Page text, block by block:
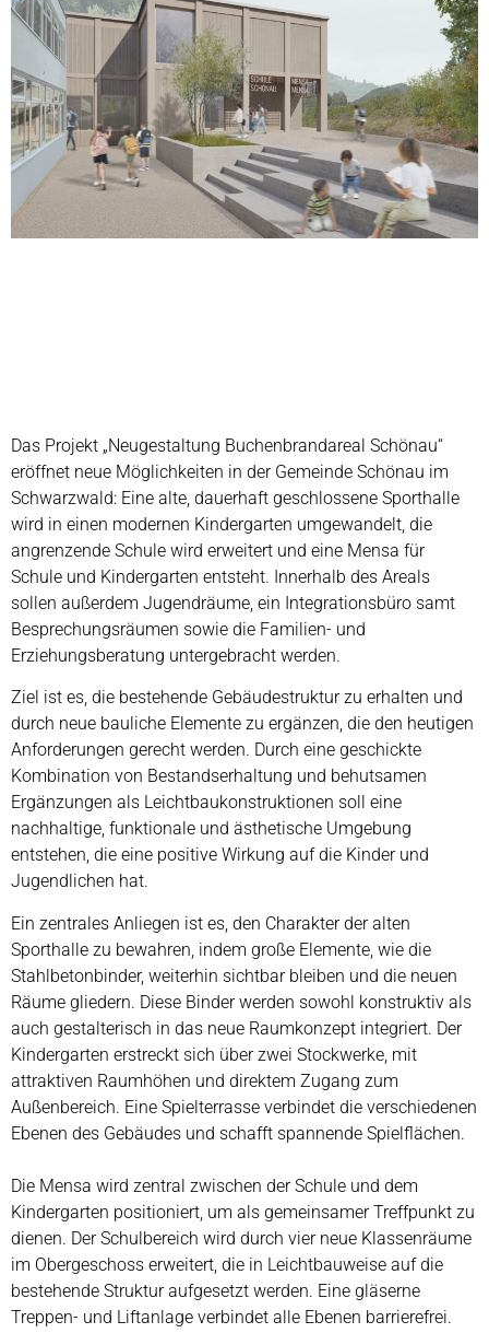
Das Projekt „Neugestaltung Buchenbrandareal Schönau“
eröffnet neue Möglichkeiten in der Gemeinde Schönau im
Schwarzwald: Eine alte, dauerhaft geschlossene Sporthalle
wird in einen modernen Kindergarten umgewandelt, die
angrenzende Schule wird erweitert und eine Mensa für
Schule und Kindergarten entsteht. Innerhalb des Areals
sollen außerdem Jugendräume, ein Integrationsbüro samt
Besprechungsräumen sowie die Familien- und
Erziehungsberatung untergebracht werden.
Ziel ist es, die bestehende Gebäudestruktur zu erhalten und
durch neue bauliche Elemente zu ergänzen, die den heutigen
Anforderungen gerecht werden. Durch eine geschickte
Kombination von Bestandserhaltung und behutsamen
Ergänzungen als Leichtbaukonstruktionen soll eine
nachhaltige, funktionale und ästhetische Umgebung
entstehen, die eine positive Wirkung auf die Kinder und
Jugendlichen hat.
Ein zentrales Anliegen ist es, den Charakter der alten
Sporthalle zu bewahren, indem große Elemente, wie die
Stahlbetonbinder, weiterhin sichtbar bleiben und die neuen
Räume gliedern. Diese Binder werden sowohl konstruktiv als
auch gestalterisch in das neue Raumkonzept integriert. Der
Kindergarten erstreckt sich über zwei Stockwerke, mit
attraktiven Raumhöhen und direktem Zugang zum
Außenbereich. Eine Spielterrasse verbindet die verschiedenen
Ebenen des Gebäudes und schafft spannende Spielflächen.
Die Mensa wird zentral zwischen der Schule und dem
Kindergarten positioniert, um als gemeinsamer Treffpunkt zu
dienen. Der Schulbereich wird durch vier neue Klassenräume
im Obergeschoss erweitert, die in Leichtbauweise auf die
bestehende Struktur aufgesetzt werden. Eine gläserne
Treppen- und Liftanlage verbindet alle Ebenen barrierefrei.